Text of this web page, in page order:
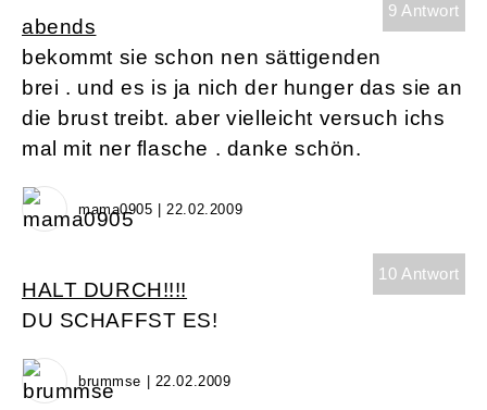
9 Antwort
abends
bekommt sie schon nen sättigenden
brei . und es is ja nich der hunger das sie an
die brust treibt. aber vielleicht versuch ichs
mal mit ner flasche . danke schön.
mama0905 | 22.02.2009
10 Antwort
HALT DURCH!!!!
DU SCHAFFST ES!
brummse | 22.02.2009